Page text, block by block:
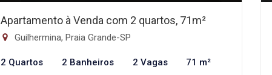
Apartamento à Venda com 2 quartos, 71m²
Guilhermina, Praia Grande-SP
2 Quartos 2 Banheiros 2 Vagas 71 m²